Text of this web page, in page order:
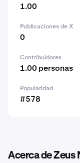
1.00
Publicaciones de X
0
Contribuidores
1.00 personas
Popularidad
#578
Acerca de Zeus